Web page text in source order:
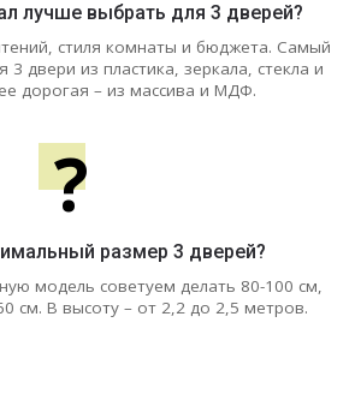
лучше выбрать для 3 дверей?
стиля комнаты и бюджета. Самый
3 двери из пластика, зеркала, стекла и
дорогая – из массива и МДФ.
?
размер 3 дверей?
модель советуем делать 80-100 см,
см. В высоту – от 2,2 до 2,5 метров.